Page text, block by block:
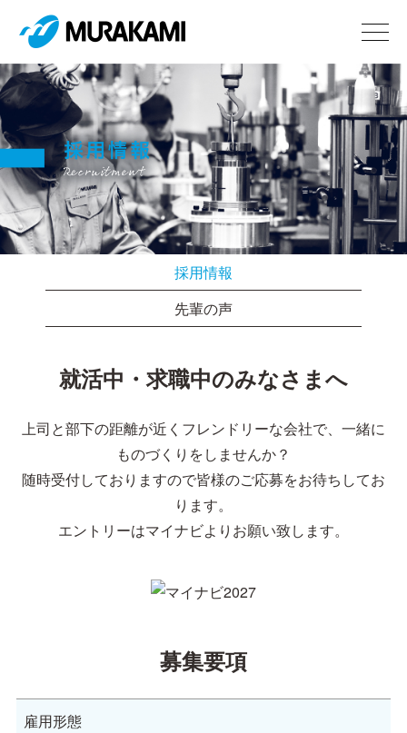
採用情報
先輩の声
就活中・求職中のみなさまへ
上司と部下の距離が近くフレンドリーな会社で、一緒に
ものづくりをしませんか？
随時受付しておりますので皆様のご応募をお待ちしてお
ります。
エントリーはマイナビよりお願い致します。
募集要項
雇用形態